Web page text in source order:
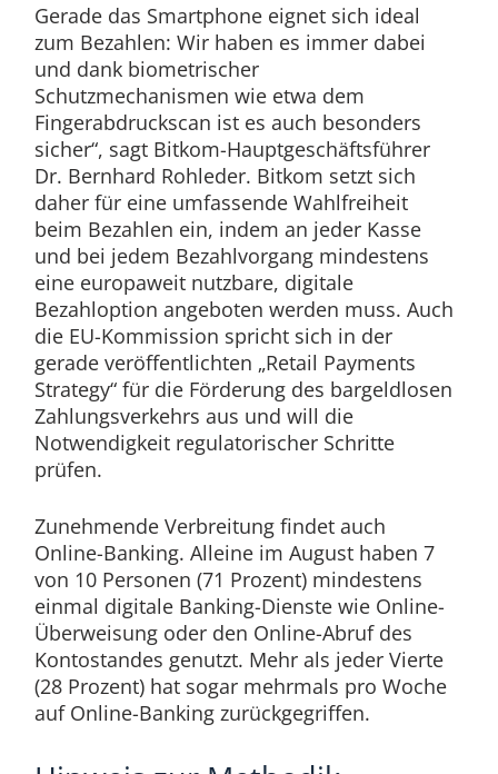
Gerade das Smartphone eignet sich ideal
zum Bezahlen: Wir haben es immer dabei
und dank biometrischer
Schutzmechanismen wie etwa dem
Fingerabdruckscan ist es auch besonders
sicher“, sagt Bitkom-Hauptgeschäftsführer
Dr. Bernhard Rohleder. Bitkom setzt sich
daher für eine umfassende Wahlfreiheit
beim Bezahlen ein, indem an jeder Kasse
und bei jedem Bezahlvorgang mindestens
eine europaweit nutzbare, digitale
Bezahloption angeboten werden muss. Auch
die EU-Kommission spricht sich in der
gerade veröffentlichten „Retail Payments
Strategy“ für die Förderung des bargeldlosen
Zahlungsverkehrs aus und will die
Notwendigkeit regulatorischer Schritte
prüfen.
Zunehmende Verbreitung findet auch
Online-Banking. Alleine im August haben 7
von 10 Personen (71 Prozent) mindestens
einmal digitale Banking-Dienste wie Online-
Überweisung oder den Online-Abruf des
Kontostandes genutzt. Mehr als jeder Vierte
(28 Prozent) hat sogar mehrmals pro Woche
auf Online-Banking zurückgegriffen.